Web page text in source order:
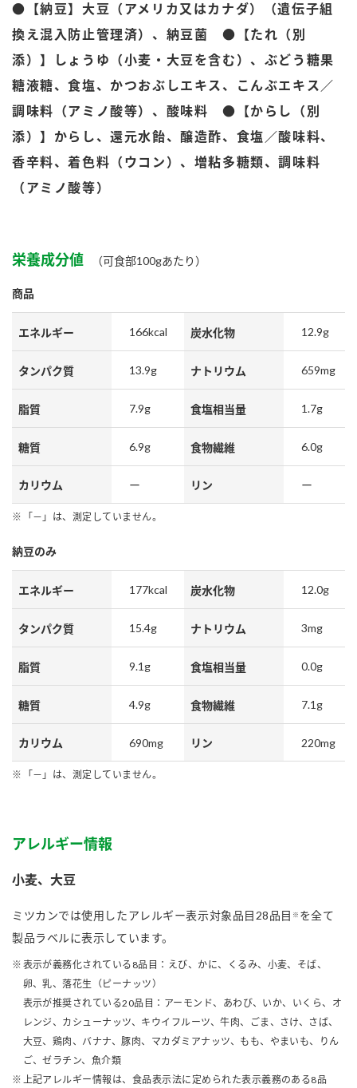
鍋奉行マニュアル
ミツカンのCM
ロングセラー商品 ＋ おすすめレシピ
人気商品 ＋ おすすめレシピ
キッザニア東京「ぽん酢工房」
ミツカン公式通販
●【納豆】大豆（アメリカ又はカナダ）（遺伝子組
換え混入防止管理済）、納豆菌 ●【たれ（別
添）】しょうゆ（小麦・大豆を含む）、ぶどう糖果
糖液糖、食塩、かつおぶしエキス、こんぶエキス／
調味料（アミノ酸等）、酸味料 ●【からし（別
添）】からし、還元水飴、醸造酢、食塩／酸味料、
香辛料、着色料（ウコン）、増粘多糖類、調味料
（アミノ酸等）
栄養成分値 （可食部100gあたり）
商品
エネルギー 166kcal 炭水化物 12.9g
タンパク質 13.9g ナトリウム 659mg
脂質 7.9g 食塩相当量 1.7g
糖質 6.9g 食物繊維 6.0g
カリウム ー リン ー
「－」は、測定していません。
納豆のみ
エネルギー 177kcal 炭水化物 12.0g
タンパク質 15.4g ナトリウム 3mg
脂質 9.1g 食塩相当量 0.0g
糖質 4.9g 食物繊維 7.1g
カリウム 690mg リン 220mg
「－」は、測定していません。
アレルギー情報
小麦、大豆
ミツカンでは使用したアレルギー表示対象品目28品目 ※ を全て
製品ラベルに表示しています。
表示が義務化されている8品目：えび、かに、くるみ、小麦、そば、
卵、乳、落花生（ピーナッツ）
表示が推奨されている20品目：アーモンド、あわび、いか、いくら、オ
レンジ、カシューナッツ、キウイフルーツ、牛肉、ごま、さけ、さば、
大豆、鶏肉、バナナ、豚肉、マカダミアナッツ、もも、やまいも、りん
ご、ゼラチン、魚介類
上記アレルギー情報は、食品表示法に定められた表示義務のある8品